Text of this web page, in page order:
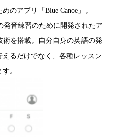
のアプリ「Blue Canoe」。
発音練習のために開発されたア
を搭載。自分自身の英語の発
るだけでなく、各種レッスン
。